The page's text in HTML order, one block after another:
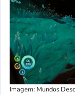
Imagem: Mundos